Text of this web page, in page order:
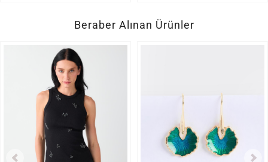
Beraber Alınan Ürünler